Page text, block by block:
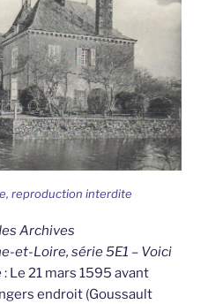
reproduction interdite
Archives
et-Loire, série 5E1 – Voici
: Le 21 mars 1595 avant
endroit (Goussault